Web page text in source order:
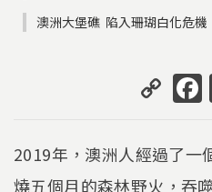
澳洲大堡礁 陷入珊瑚白化危機
C
o
p
y
2019年，澳洲人經過了一
燒五個月的森林野火，吞